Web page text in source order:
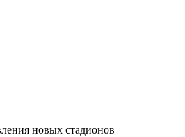
новых стадионов